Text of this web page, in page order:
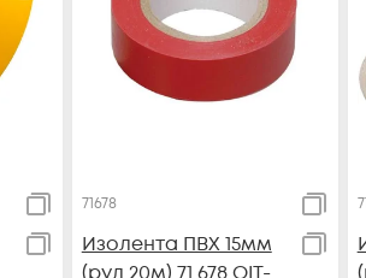
71678
Изолента ПВХ 15мм